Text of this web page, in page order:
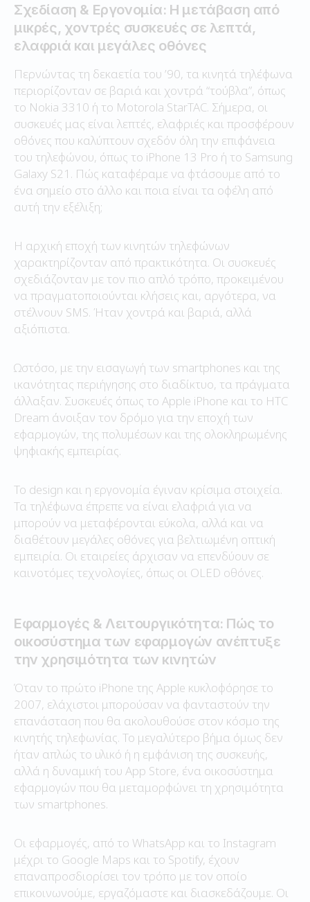
Σχεδίαση & Εργονομία: Η μετάβαση από
μικρές, χοντρές συσκευές σε λεπτά,
ελαφριά και μεγάλες οθόνες
Περνώντας τη δεκαετία του ’90, τα κινητά τηλέφωνα
περιορίζονταν σε βαριά και χοντρά “τούβλα”, όπως
το Nokia 3310 ή το Motorola StarTAC. Σήμερα, οι
συσκευές μας είναι λεπτές, ελαφριές και προσφέρουν
οθόνες που καλύπτουν σχεδόν όλη την επιφάνεια
του τηλεφώνου, όπως το iPhone 13 Pro ή το Samsung
Galaxy S21. Πώς καταφέραμε να φτάσουμε από το
ένα σημείο στο άλλο και ποια είναι τα οφέλη από
αυτή την εξέλιξη;
Η αρχική εποχή των κινητών τηλεφώνων
χαρακτηρίζονταν από πρακτικότητα. Οι συσκευές
σχεδιάζονταν με τον πιο απλό τρόπο, προκειμένου
να πραγματοποιούνται κλήσεις και, αργότερα, να
στέλνουν SMS. Ήταν χοντρά και βαριά, αλλά
αξιόπιστα.
Ωστόσο, με την εισαγωγή των smartphones και της
ικανότητας περιήγησης στο διαδίκτυο, τα πράγματα
άλλαξαν. Συσκευές όπως το Apple iPhone και το HTC
Dream άνοιξαν τον δρόμο για την εποχή των
εφαρμογών, της πολυμέσων και της ολοκληρωμένης
ψηφιακής εμπειρίας.
Το design και η εργονομία έγιναν κρίσιμα στοιχεία.
Τα τηλέφωνα έπρεπε να είναι ελαφριά για να
μπορούν να μεταφέρονται εύκολα, αλλά και να
διαθέτουν μεγάλες οθόνες για βελτιωμένη οπτική
εμπειρία. Οι εταιρείες άρχισαν να επενδύουν σε
καινοτόμες τεχνολογίες, όπως οι OLED οθόνες.
Εφαρμογές & Λειτουργικότητα: Πώς το
οικοσύστημα των εφαρμογών ανέπτυξε
την χρησιμότητα των κινητών
Όταν το πρώτο iPhone της Apple κυκλοφόρησε το
2007, ελάχιστοι μπορούσαν να φανταστούν την
επανάσταση που θα ακολουθούσε στον κόσμο της
κινητής τηλεφωνίας. Το μεγαλύτερο βήμα όμως δεν
ήταν απλώς το υλικό ή η εμφάνιση της συσκευής,
αλλά η δυναμική του App Store, ένα οικοσύστημα
εφαρμογών που θα μεταμορφώνει τη χρησιμότητα
των smartphones.
Οι εφαρμογές, από το WhatsApp και το Instagram
μέχρι το Google Maps και το Spotify, έχουν
επαναπροσδιορίσει τον τρόπο με τον οποίο
επικοινωνούμε, εργαζόμαστε και διασκεδάζουμε. Οι